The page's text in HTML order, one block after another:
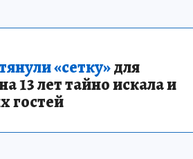
«сетку»для
13 лет тайно искала и
гостей